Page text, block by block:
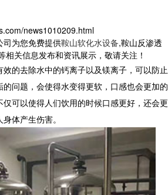
news1010209.html
司为您免费提供鞍山软化水设备,鞍山反渗透
相关信息发布和资讯展示，敬请关注！
效的去除水中的钙离子以及镁离子，可以防止
问题，会使得水变得更软，口感也会更加的
仅可以使得人们饮用的时候口感更好，还会更
体产生伤害。